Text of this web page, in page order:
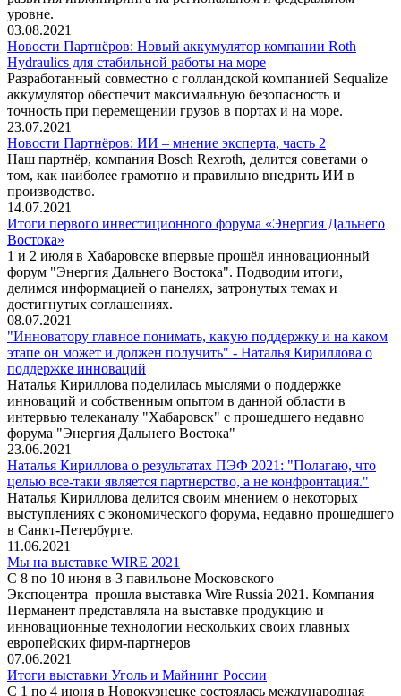
уровне.
03.08.2021
Новости Партнёров: Новый аккумулятор компании Roth
Hydraulics для стабильной работы на море
Разработанный совместно с голландской компанией Sequalize
аккумулятор обеспечит максимальную безопасность и
точность при перемещении грузов в портах и на море.
23.07.2021
Новости Партнёров: ИИ – мнение эксперта, часть 2
Наш партнёр, компания Bosch Rexroth, делится советами о
том, как наиболее грамотно и правильно внедрить ИИ в
производство.
14.07.2021
Итоги первого инвестиционного форума «Энергия Дальнего
Востока»
1 и 2 июля в Хабаровске впервые прошёл инновационный
форум "Энергия Дальнего Востока". Подводим итоги,
делимся информацией о панелях, затронутых темах и
достигнутых соглашениях.
08.07.2021
"Инноватору главное понимать, какую поддержку и на каком
этапе он может и должен получить" - Наталья Кириллова о
поддержке инноваций
Наталья Кириллова поделилась мыслями о поддержке
инноваций и собственным опытом в данной области в
интервью телеканалу "Хабаровск" с прошедшего недавно
форума "Энергия Дальнего Востока"
23.06.2021
Наталья Кириллова о результатах ПЭФ 2021: "Полагаю, что
целью все-таки является партнерство, а не конфронтация."
Наталья Кириллова делится своим мнением о некоторых
выступлениях с экономического форума, недавно прошедшего
в Санкт-Петербурге.
11.06.2021
Мы на выставке WIRE 2021
С 8 по 10 июня в 3 павильоне Московского
Экспоцентра прошла выставка Wire Russia 2021. Компания
Перманент представляла на выставке продукцию и
инновационные технологии нескольких своих главных
европейских фирм-партнеров
07.06.2021
Итоги выставки Уголь и Майнинг России
С 1 по 4 июня в Новокузнецке состоялась международная